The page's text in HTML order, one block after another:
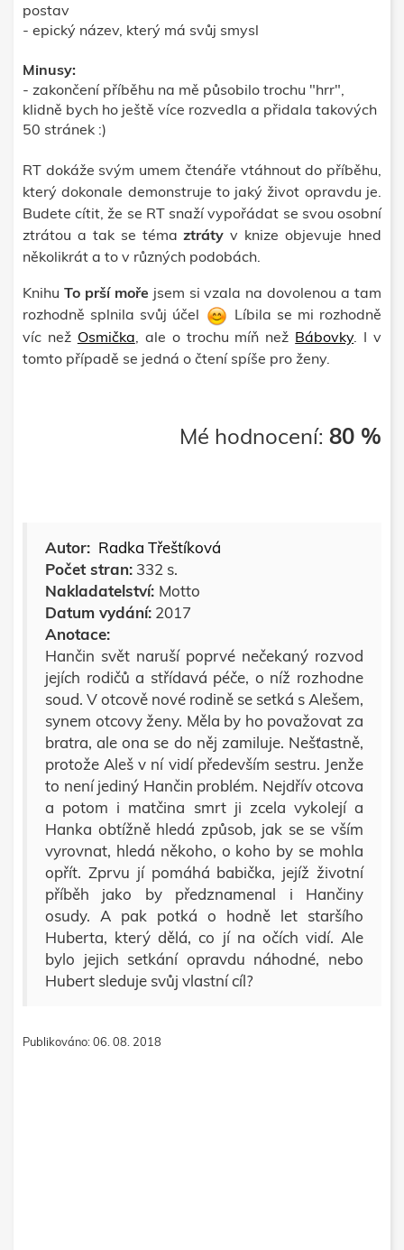
postav
- epický název, který má svůj smysl
Minusy:
- zakončení příběhu na mě působilo trochu "hrr",
klidně bych ho ještě více rozvedla a přidala takových
50 stránek :)
RT dokáže svým umem čtenáře vtáhnout do příběhu,
který dokonale demonstruje to jaký život opravdu je.
Budete cítit, že se RT snaží vypořádat se svou osobní
ztrátou a tak se témaztrátyv knize objevuje hned
několikrát a to v různých podobách.
Knihu To prší moře jsem si vzala na dovolenou a tam
rozhodně splnila svůj účel
Líbila se mi rozhodně
víc než Osmička, ale o trochu míň než Bábovky. I v
tomto případě se jedná o čtení spíše pro ženy.
Mé hodnocení: 80 %
Autor: Radka Třeštíková
Počet stran: 332 s.
Nakladatelství: Motto
Datum vydání: 2017
Anotace:
Hančin svět naruší poprvé nečekaný rozvod
jejích rodičů a střídavá péče, o níž rozhodne
soud. V otcově nové rodině se setká s Alešem,
synem otcovy ženy. Měla by ho považovat za
bratra, ale ona se do něj zamiluje. Nešťastně,
protože Aleš v ní vidí především sestru. Jenže
to není jediný Hančin problém. Nejdřív otcova
a potom i matčina smrt ji zcela vykolejí a
Hanka obtížně hledá způsob, jak se se vším
vyrovnat, hledá někoho, o koho by se mohla
opřít. Zprvu jí pomáhá babička, jejíž životní
příběh jako by předznamenal i Hančiny
osudy. A pak potká o hodně let staršího
Huberta, který dělá, co jí na očích vidí. Ale
bylo jejich setkání opravdu náhodné, nebo
Hubert sleduje svůj vlastní cíl?
Publikováno: 06. 08. 2018